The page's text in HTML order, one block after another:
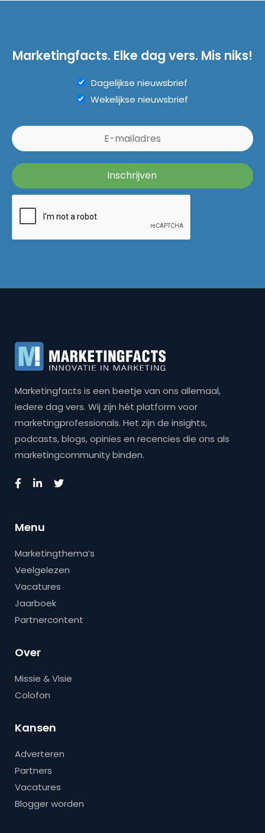
Marketingfacts. Elke dag vers. Mis niks!
Dagelijkse nieuwsbrief
Wekelijkse nieuwsbrief
Marketingfacts is een beetje van ons allemaal,
iedere dag vers. Wij zijn hét platform voor
marketingprofessionals. Het zijn de insights,
podcasts, blogs, opinies en recencies die ons als
marketingcommunity binden.
Menu
Marketingthema’s
Veelgelezen
Vacatures
Jaarboek
Partnercontent
Over
Missie & Visie
Colofon
Kansen
Adverteren
Partners
Vacatures
Blogger worden